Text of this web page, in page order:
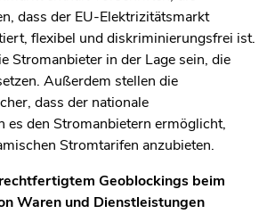
dass der EU-Elektrizitätsmarkt
flexibel und diskriminierungsfrei ist.
Stromanbieter in der Lage sein, die
Außerdem stellen die
dass der nationale
es den Stromanbietern ermöglicht,
Stromtarifen anzubieten.
Geoblockings beim
Waren und Dienstleistungen